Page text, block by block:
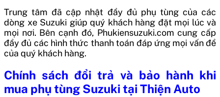
Trung tâm đã cập nhật đầy đủ phụ tùng của các
dòng xe Suzuki giúp quý khách hàng đặt mọi lúc và
mọi nơi. Bên cạnh đó, Phukiensuzuki.com cung cấp
đầy đủ các hình thức thanh toán đáp ứng mọi vấn đề
của quý khách hàng.
Chính sách đổi trả và bảo hành khi
mua phụ tùng Suzuki tại Thiện Auto